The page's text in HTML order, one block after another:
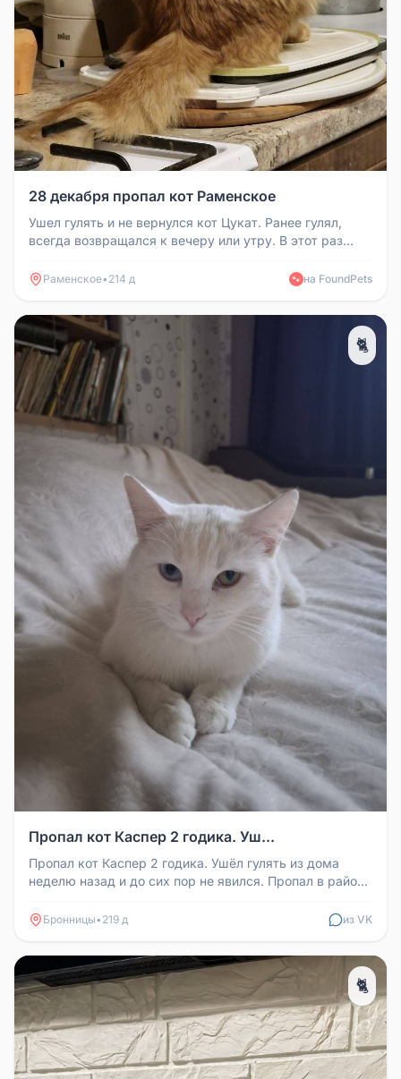
28 декабря пропал кот Раменское
Ушел гулять и не вернулся кот Цукат. Ранее гулял,
всегда возвращался к вечеру или утру. В этот раз
Раменское• 214 д 🐾 на FoundPets
🐈
Пропал кот Каспер 2 годика. Уш...
Пропал кот Каспер 2 годика. Ушёл гулять из дома
неделю назад и до сих пор не явился. Пропал в районе
Бронницы• 219 д из VK
🐈